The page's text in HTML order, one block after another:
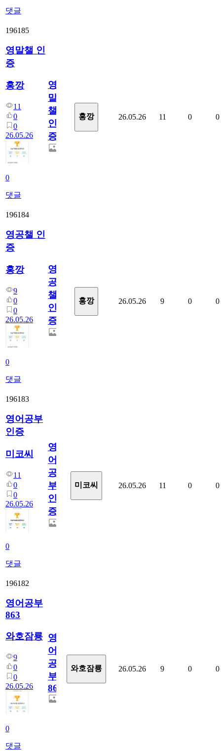
댓글
196185
영말챌 인
증
홍깡
11
0
0
26.05.26
0
댓글
영
말
챌
인
증
홍깡 26.05.26 11 0 0
196184
영공챌 인
증
홍깡
9
0
0
26.05.26
0
댓글
영
공
챌
인
증
홍깡 26.05.26 9 0 0
196183
영어공부
인증
미코씨
11
0
0
26.05.26
0
댓글
영
어
공
부
인
증
미코씨 26.05.26 11 0 0
196182
영어공부
863
와호잠룡
9
0
0
26.05.26
0
댓글
영
어
공
부
863
와호잠룡 26.05.26 9 0 0